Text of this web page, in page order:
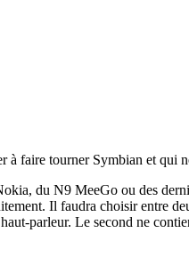
à faire tourner Symbian et qui
du N9 MeeGo ou des
Il faudra choisir entre
parleur. Le second ne